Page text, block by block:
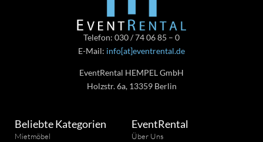
Telefon: 030 / 74 06 85 – 0
E-Mail: info[at]eventrental.de
EventRental HEMPEL GmbH
Holzstr. 6a, 13359 Berlin
Beliebte Kategorien
Mietmöbel
EventRental
Über Uns